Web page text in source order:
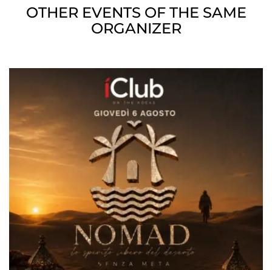
OTHER EVENTS OF THE SAME
ORGANIZER